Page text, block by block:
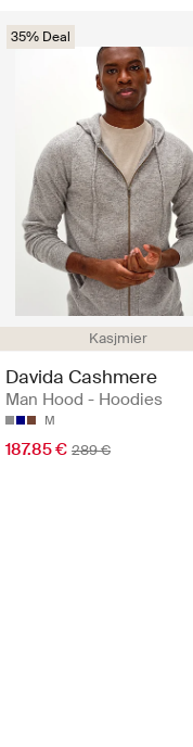
Kasjmier
35% Deal
Davida Cashmere
Man Hood - Hoodies
M
187.85 € 289 €